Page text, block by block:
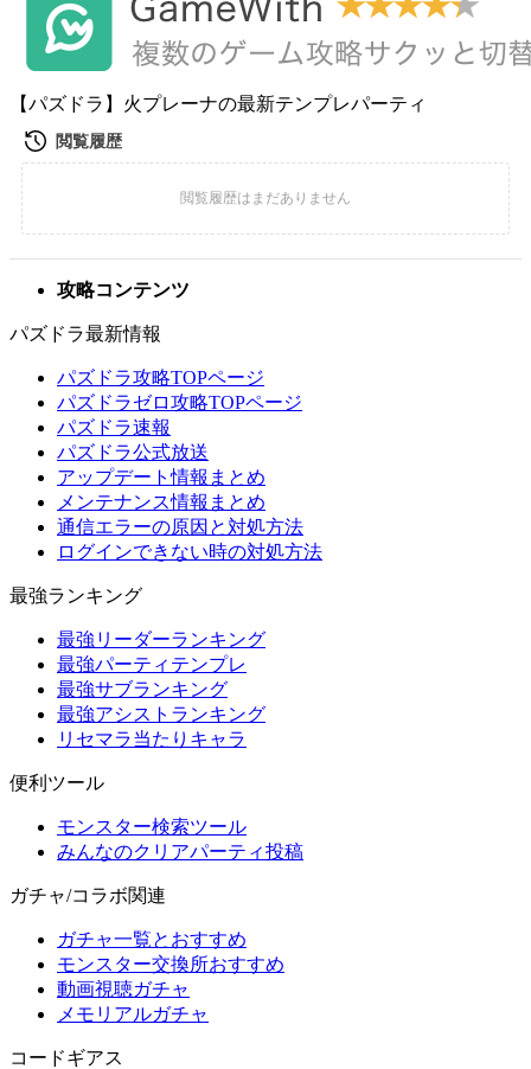
【パズドラ】火プレーナの最新テンプレパーティ
攻略コンテンツ
パズドラ最新情報
パズドラ攻略TOPページ
パズドラゼロ攻略TOPページ
パズドラ速報
パズドラ公式放送
アップデート情報まとめ
メンテナンス情報まとめ
通信エラーの原因と対処方法
ログインできない時の対処方法
最強ランキング
最強リーダーランキング
最強パーティテンプレ
最強サブランキング
最強アシストランキング
リセマラ当たりキャラ
便利ツール
モンスター検索ツール
みんなのクリアパーティ投稿
ガチャ/コラボ関連
ガチャ一覧とおすすめ
モンスター交換所おすすめ
動画視聴ガチャ
メモリアルガチャ
コードギアス